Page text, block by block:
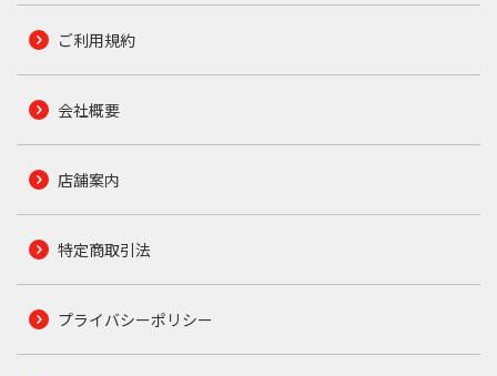
ご利用規約
会社概要
店舗案内
特定商取引法
プライバシーポリシー